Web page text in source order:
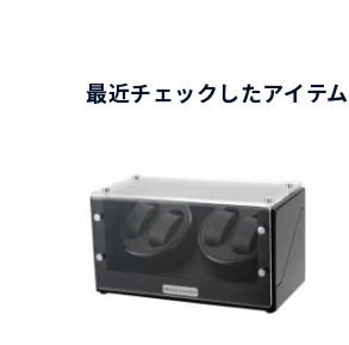
最近チェックしたアイテム